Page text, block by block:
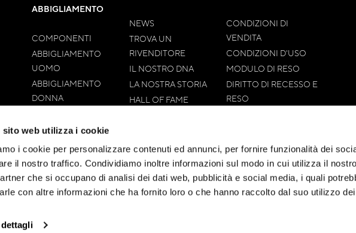
sito web utilizza i cookie
i cookie per personalizzare contenuti ed annunci, per fornire funzionalità dei
il nostro traffico. Condividiamo inoltre informazioni sul modo in cui utilizza il
che si occupano di analisi dei dati web, pubblicità e social media, i quali
con altre informazioni che ha fornito loro o che hanno raccolto dal suo utilizzo
ABBIGLIAMENTO
COMPONENTI
ABBIGLIAMENTO
UOMO
ABBIGLIAMENTO
DONNA
NEWS
TROVA UN
RIVENDITORE
IL NOSTRO DNA
LA NOSTRA STORIA
HALL OF FAME
CONDIZIONI DI
VENDITA
CONDIZIONI D'USO
MODULO DI RESO
DIRITTO DI RECESSO E
RESO
PAGAMENTO
RISOLUZIONE
CONTROVERSIE